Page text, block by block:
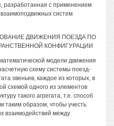
разработанная с применением
систем
ДВИЖЕНИЯ ПОЕЗДА ПО
КОНФИГУРАЦИИ
модели движения
схему системы поезд-
звеньев, каждое из которых, в
схемой одного из элементов
такого агрегата, т.е. способ
таким образом, чтобы учесть
взаимодействий между